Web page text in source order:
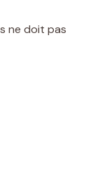
ne doit pas